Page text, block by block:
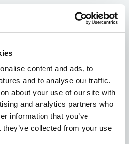
content and ads, to
and to analyse our traffic.
about your use of our site with
and analytics partners who
information that you’ve
collected from your use
关性相结合--在不影响独创性
键词。最初，吸引人的标题能
大约 50 个字符，描述 150-
长的标题往往会在 SERP 上
，您可以为您的移动应用程序
新的活力。但请记住，坚持不
以下方面获得的见解，不断改